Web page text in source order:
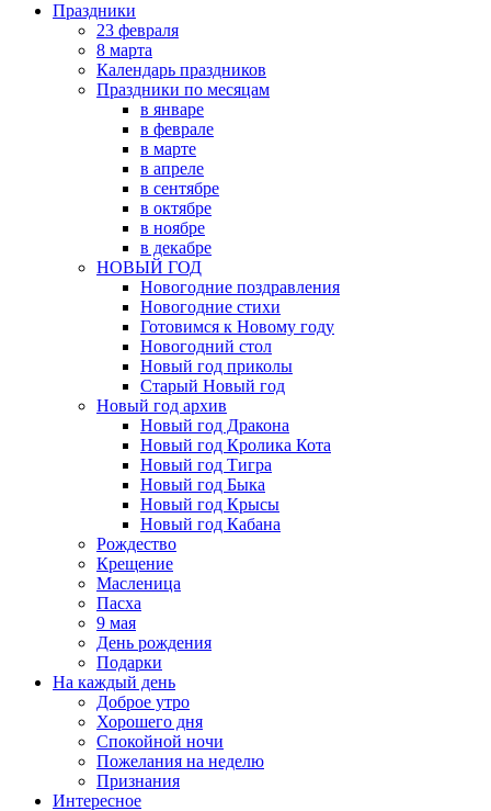
Праздники
23 февраля
8 марта
Календарь праздников
Праздники по месяцам
в январе
в феврале
в марте
в апреле
в сентябре
в октябре
в ноябре
в декабре
НОВЫЙ ГОД
Новогодние поздравления
Новогодние стихи
Готовимся к Новому году
Новогодний стол
Новый год приколы
Старый Новый год
Новый год архив
Новый год Дракона
Новый год Кролика Кота
Новый год Тигра
Новый год Быка
Новый год Крысы
Новый год Кабана
Рождество
Крещение
Масленица
Пасха
9 мая
День рождения
Подарки
На каждый день
Доброе утро
Хорошего дня
Спокойной ночи
Пожелания на неделю
Признания
Интересное